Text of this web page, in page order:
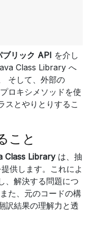
ブリック API を介し
Class Library へ
そして、外部の
ロキシメソッドを使
スとやりとりするこ
こと
Class Libraryは、抽
供します。これによ
、解決する問題につ
た、元のコードの構
訳結果の理解力と透